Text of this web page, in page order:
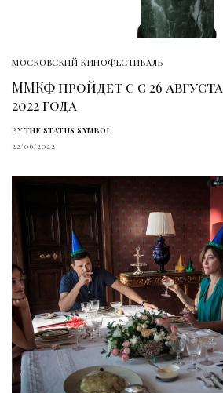
МОСКОВСКИЙ КИНОФЕСТИВАЛЬ
ММКФ пройдет с с 26
2022 года
BY THE STATUS SYMBOL
22/06/2022